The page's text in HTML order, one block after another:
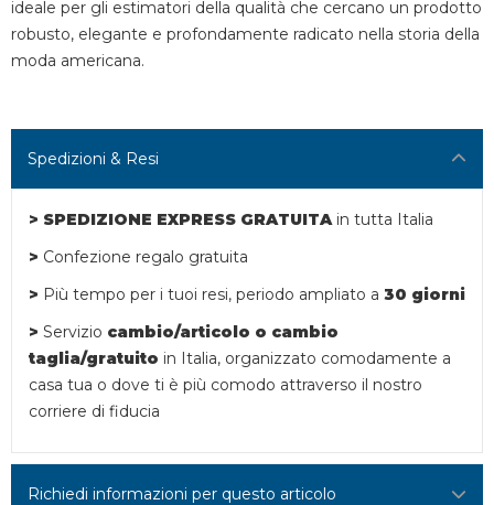
ideale per gli estimatori della qualità che cercano un prodotto
robusto, elegante e profondamente radicato nella storia della
moda americana.
Spedizioni & Resi
> SPEDIZIONE EXPRESS GRATUITAin tutta Italia
> Confezione regalo gratuita
> Più tempo per i tuoi resi, periodo ampliato a 30 giorni
> Servizio cambio/articolo o cambio
taglia/gratuito in Italia, organizzato comodamente a
casa tua o dove ti è più comodo attraverso il nostro
corriere di fiducia
Richiedi informazioni per questo articolo